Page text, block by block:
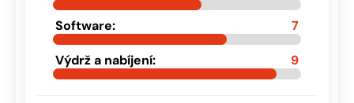
Software: 7
Výdrž a nabíjení: 9